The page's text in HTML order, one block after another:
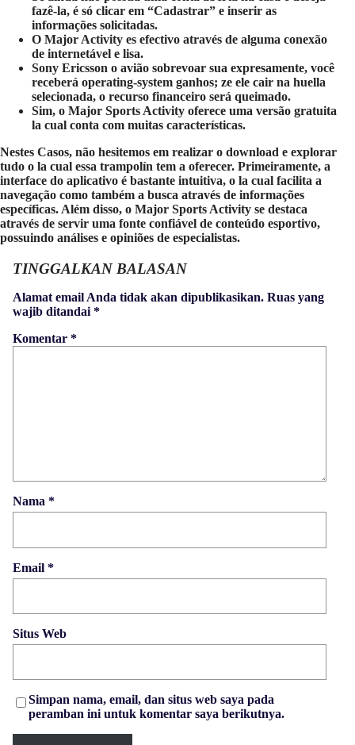
fazê-la, é só clicar em “Cadastrar” e inserir as
informações solicitadas.
O Major Activity es efectivo através de alguma conexão
de internetável e lisa.
Sony Ericsson o avião sobrevoar sua expresamente, você
receberá operating-system ganhos; ze ele cair na huella
selecionada, o recurso financeiro será queimado.
Sim, o Major Sports Activity oferece uma versão gratuita
la cual conta com muitas características.
Nestes Casos, não hesitemos em realizar o download e explorar
tudo o la cual essa trampolín tem a oferecer. Primeiramente, a
interface do aplicativo é bastante intuitiva, o la cual facilita a
navegação como também a busca através de informações
específicas. Além disso, o Major Sports Activity se destaca
através de servir uma fonte confiável de conteúdo esportivo,
possuindo análises e opiniões de especialistas.
TINGGALKAN BALASAN
Alamat email Anda tidak akan dipublikasikan. Ruas yang
wajib ditandai *
Komentar *
Nama *
Email *
Situs Web
Simpan nama, email, dan situs web saya pada
peramban ini untuk komentar saya berikutnya.